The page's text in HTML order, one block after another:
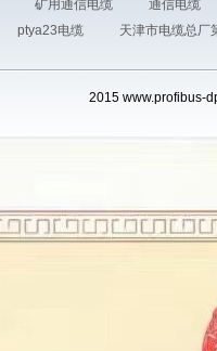
矿用通信电缆 通信电缆
ptya23电缆 天津市电缆总厂
2015 www.profibus-